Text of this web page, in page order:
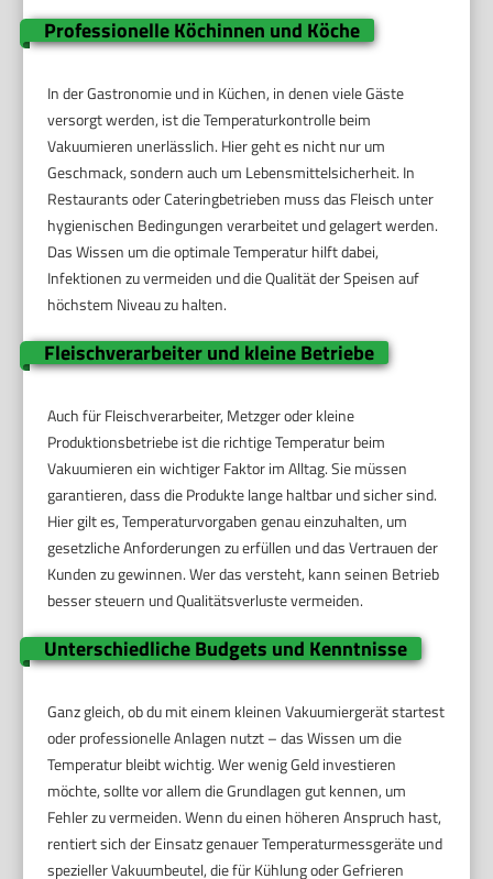
Professionelle Köchinnen und Köche
In der Gastronomie und in Küchen, in denen viele Gäste
versorgt werden, ist die Temperaturkontrolle beim
Vakuumieren unerlässlich. Hier geht es nicht nur um
Geschmack, sondern auch um Lebensmittelsicherheit. In
Restaurants oder Cateringbetrieben muss das Fleisch unter
hygienischen Bedingungen verarbeitet und gelagert werden.
Das Wissen um die optimale Temperatur hilft dabei,
Infektionen zu vermeiden und die Qualität der Speisen auf
höchstem Niveau zu halten.
Fleischverarbeiter und kleine Betriebe
Auch für Fleischverarbeiter, Metzger oder kleine
Produktionsbetriebe ist die richtige Temperatur beim
Vakuumieren ein wichtiger Faktor im Alltag. Sie müssen
garantieren, dass die Produkte lange haltbar und sicher sind.
Hier gilt es, Temperaturvorgaben genau einzuhalten, um
gesetzliche Anforderungen zu erfüllen und das Vertrauen der
Kunden zu gewinnen. Wer das versteht, kann seinen Betrieb
besser steuern und Qualitätsverluste vermeiden.
Unterschiedliche Budgets und Kenntnisse
Ganz gleich, ob du mit einem kleinen Vakuumiergerät startest
oder professionelle Anlagen nutzt – das Wissen um die
Temperatur bleibt wichtig. Wer wenig Geld investieren
möchte, sollte vor allem die Grundlagen gut kennen, um
Fehler zu vermeiden. Wenn du einen höheren Anspruch hast,
rentiert sich der Einsatz genauer Temperaturmessgeräte und
spezieller Vakuumbeutel, die für Kühlung oder Gefrieren